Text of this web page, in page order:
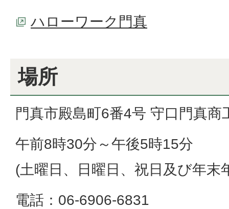
ハローワーク門真
場所
門真市殿島町6番4号 守口門真商
午前8時30分～午後5時15分
(土曜日、日曜日、祝日及び年末
電話：06-6906-6831